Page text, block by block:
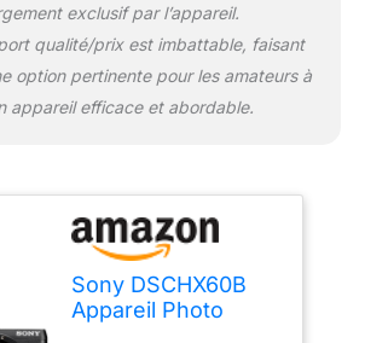
exclusif par l’appareil.
qualité/prix est imbattable, faisant
option pertinente pour les amateurs à
appareil efficace et abordable.
Sony DSCHX60B
Appareil Photo